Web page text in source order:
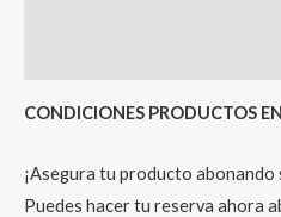
CONDICIONES PRODUCTOS
¡Asegura tu producto abonando
Puedes hacer tu reserva ahora